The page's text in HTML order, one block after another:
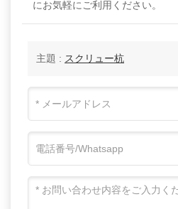
にお気軽にご利用ください。
主題 : スクリュー杭